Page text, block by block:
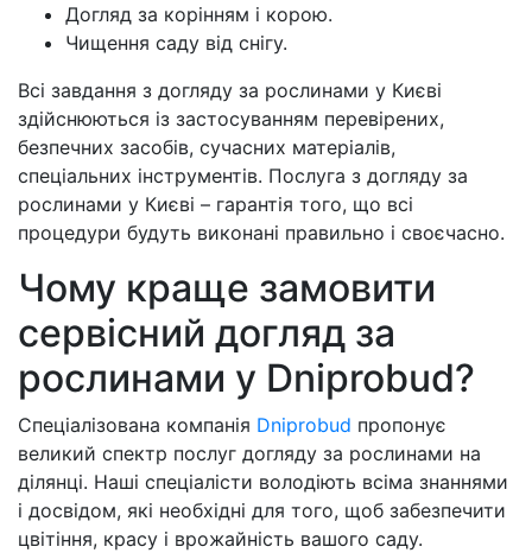
Догляд за корінням і корою.
Чищення саду від снігу.
Всі завдання з догляду за рослинами у Києві
здійснюються із застосуванням перевірених,
безпечних засобів, сучасних матеріалів,
спеціальних інструментів. Послуга з догляду за
рослинами у Києві – гарантія того, що всі
процедури будуть виконані правильно і своєчасно.
Чому краще замовити
сервісний догляд за
рослинами у Dniprobud?
Спеціалізована компанія Dniprobud пропонує
великий спектр послуг догляду за рослинами на
ділянці. Наші спеціалісти володіють всіма знаннями
і досвідом, які необхідні для того, щоб забезпечити
цвітіння, красу і врожайність вашого саду.